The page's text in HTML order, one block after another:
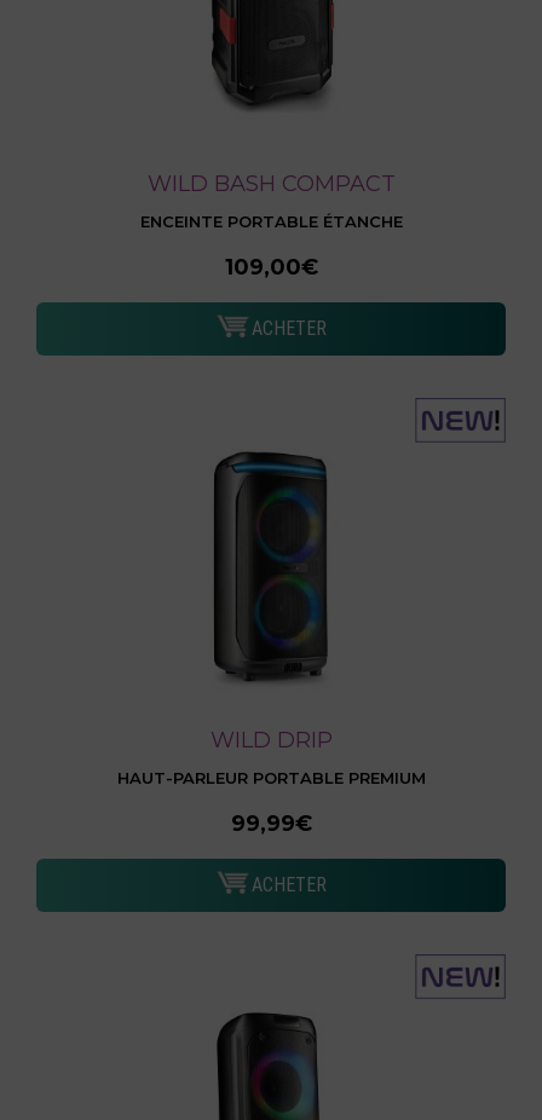
WILD BASH COMPACT
ENCEINTE PORTABLE ÉTANCHE
109,00€
ACHETER
WILD DRIP
HAUT-PARLEUR PORTABLE PREMIUM
99,99€
ACHETER